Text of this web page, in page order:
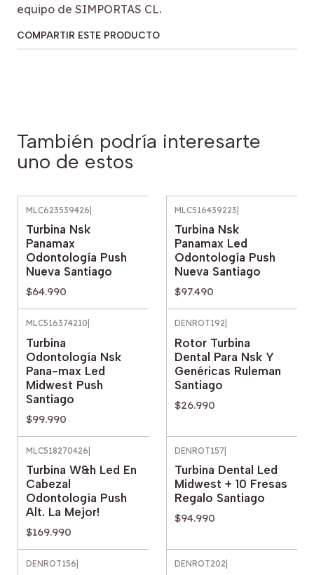
equipo de SIMPORTAS CL.
COMPARTIR ESTE PRODUCTO
También podría interesarte
uno de estos
MLC623539426
Turbina Nsk
Panamax
Odontología Push
Nueva Santiago
$64.990
MLC516439223
Turbina Nsk
Panamax Led
Odontología Push
Nueva Santiago
$97.490
MLC516374210
Turbina
Odontología Nsk
Pana-max Led
Midwest Push
Santiago
$99.990
DENROT192
Rotor Turbina
Dental Para Nsk Y
Genéricas Ruleman
Santiago
$26.990
MLC518270426
Turbina W&h Led En
Cabezal
Odontología Push
Alt. La Mejor!
$169.990
DENROT157
Turbina Dental Led
Midwest + 10 Fresas
Regalo Santiago
$94.990
DENROT156 DENROT202